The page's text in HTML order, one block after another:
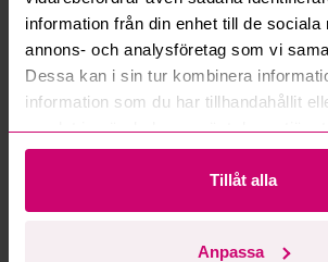
information från din enhet till de sociala
annons- och analysföretag som vi
Dessa kan i sin tur kombinera
information som du har tillhandahållit
samlat in när du har använt deras
Tillåt alla
Anpassa
Mer från samma kategori
13h 26m